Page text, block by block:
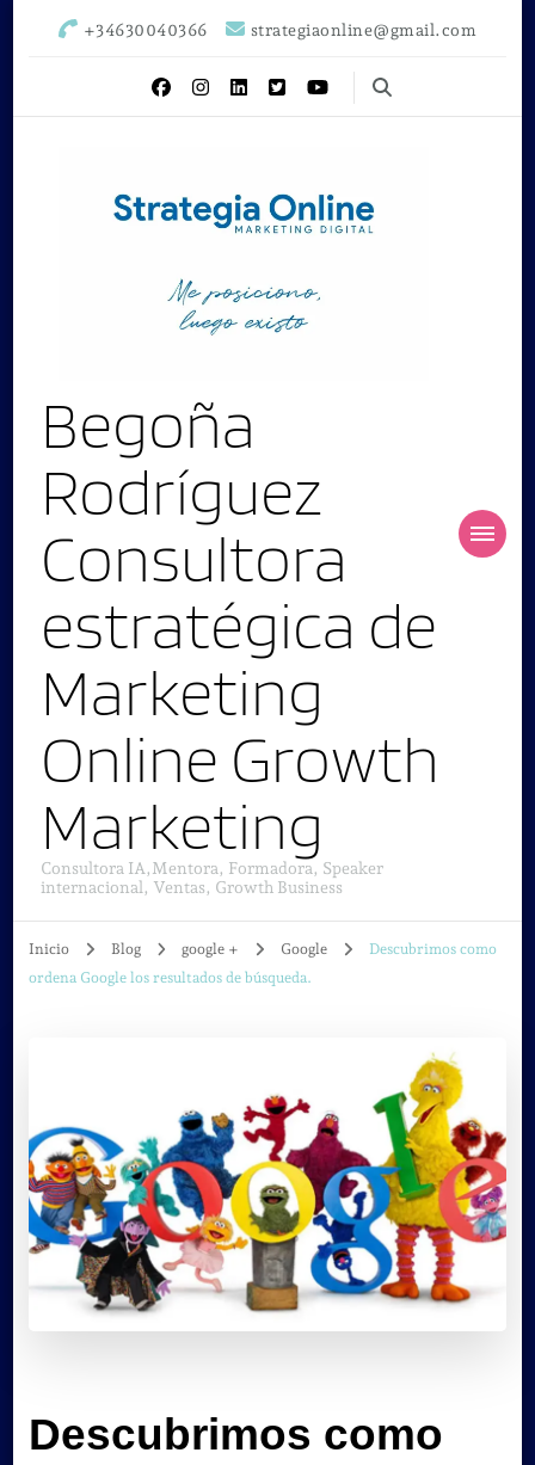
+34630040366 strategiaonline@gmail.com
Begoña
Rodríguez
Consultora
estratégica de
Marketing
Online Growth
Marketing
Consultora IA,Mentora, Formadora, Speaker
internacional, Ventas, Growth Business
Inicio Blog google + Google
Descubrimos como
ordena Google los resultados de búsqueda.
Descubrimos como